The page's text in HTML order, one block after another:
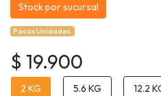
Stock por sucursal
Pocas Unidades.
$ 19.900
2 KG 5.6 KG 12.2